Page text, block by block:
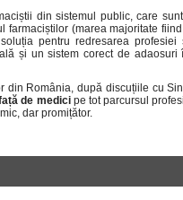
din sistemul public, care
farmaciștilor (marea majoritate
pentru redresarea
și un sistem corect de
din România, după discuțiile cu
de medicipe tot parcursul
dar promițător.